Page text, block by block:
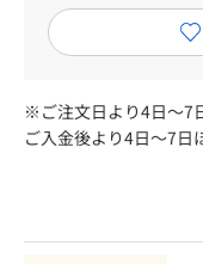
※ご注文日より4日～7
ご入金後より4日～7日